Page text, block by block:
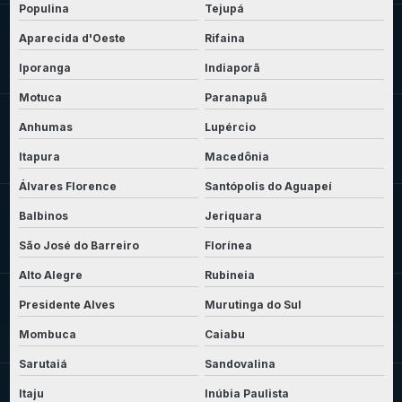
Populina Tejupá
Aparecida d'Oeste Rifaina
Iporanga Indiaporã
Motuca Paranapuã
Anhumas Lupércio
Itapura Macedônia
Álvares Florence Santópolis do Aguapeí
Balbinos Jeriquara
São José do Barreiro Florínea
Alto Alegre Rubineia
Presidente Alves Murutinga do Sul
Mombuca Caiabu
Sarutaiá Sandovalina
Itaju Inúbia Paulista